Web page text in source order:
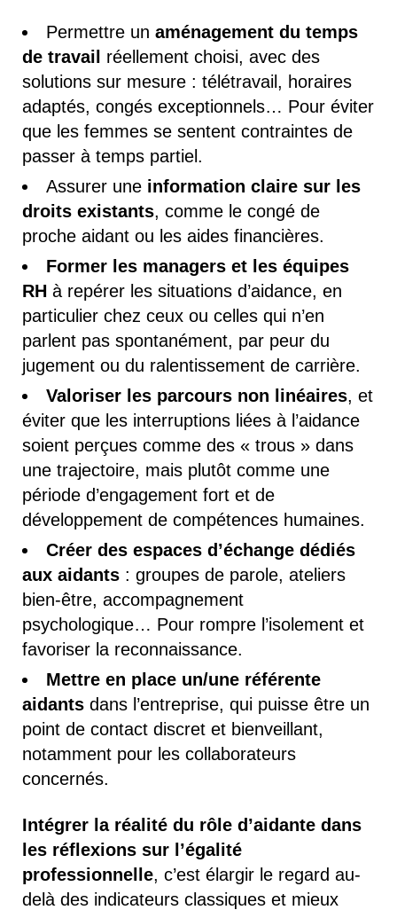
Permettre un aménagement du temps
de travail
réellement choisi, avec des
solutions sur mesure : télétravail, horaires
adaptés, congés exceptionnels… Pour éviter
que les femmes se sentent contraintes de
passer à temps partiel.
Assurer une information claire sur les
droits existants, comme le congé de
proche aidant ou les aides financières.
Former les managers et les équipes
RH à repérer les situations d’aidance, en
particulier chez ceux ou celles qui n’en
parlent pas spontanément, par peur du
jugement ou du ralentissement de carrière.
Valoriser les parcours non linéaires, et
éviter que les interruptions liées à l’aidance
soient perçues comme des « trous » dans
une trajectoire, mais plutôt comme une
période d’engagement fort et de
développement de compétences humaines.
Créer des espaces d’échange dédiés
aux aidants : groupes de parole, ateliers
bien-être, accompagnement
psychologique… Pour rompre l’isolement et
favoriser la reconnaissance.
Mettre en place un/une référente
aidants dans l’entreprise, qui puisse être un
point de contact discret et bienveillant,
notamment pour les collaborateurs
concernés.
Intégrer la réalité du rôle d’aidante dans
les réflexions sur l’égalité
professionnelle, c’est élargir le regard au-
delà des indicateurs classiques et mieux